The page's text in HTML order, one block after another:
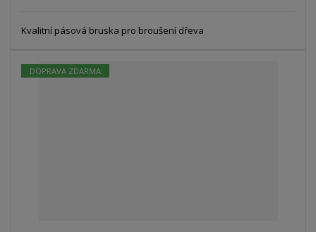
Kvalitní pásová bruska pro broušení dřeva
DOPRAVA ZDARMA